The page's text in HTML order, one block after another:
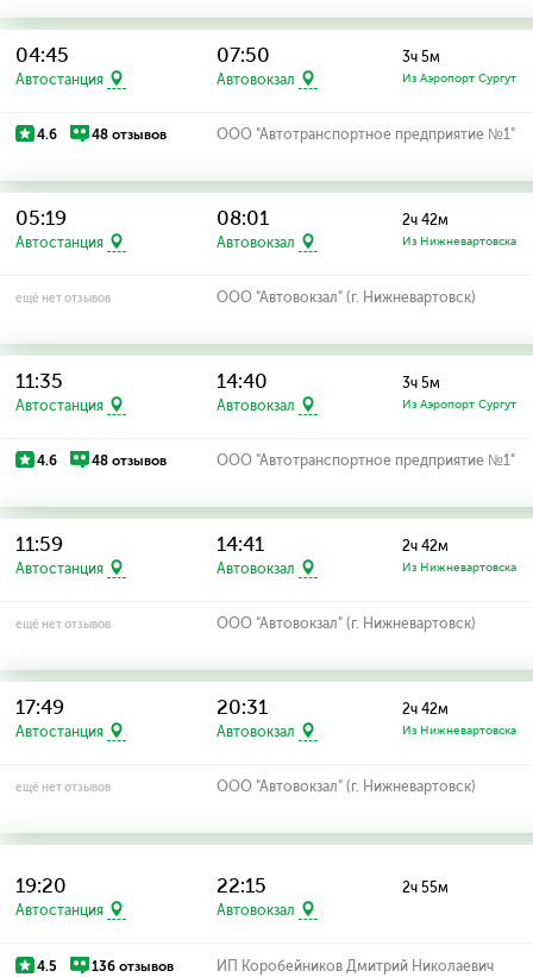
04:45
Автостанция
07:50
Автовокзал
3ч 5м
Из Аэропорт Сургут
4.6 48 отзывов ООО "Автотранспортное предприятие №1"
05:19
Автостанция
08:01
Автовокзал
2ч 42м
Из Нижневартовска
ещё нет отзывов ООО "Автовокзал" (г. Нижневартовск)
11:35
Автостанция
14:40
Автовокзал
3ч 5м
Из Аэропорт Сургут
4.6 48 отзывов ООО "Автотранспортное предприятие №1"
11:59
Автостанция
14:41
Автовокзал
2ч 42м
Из Нижневартовска
ещё нет отзывов ООО "Автовокзал" (г. Нижневартовск)
17:49
Автостанция
20:31
Автовокзал
2ч 42м
Из Нижневартовска
ещё нет отзывов ООО "Автовокзал" (г. Нижневартовск)
19:20
Автостанция
22:15
Автовокзал
2ч 55м
4.5 136 отзывов ИП Коробейников Дмитрий Николаевич